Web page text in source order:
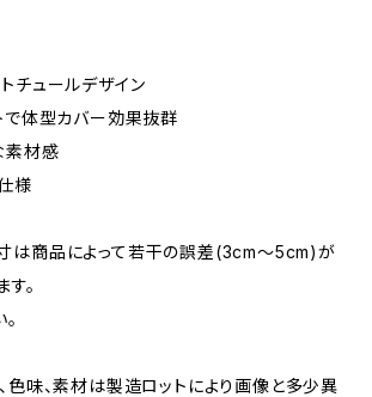
チュールデザイン
で体型カバー効果抜群
素材感
様
は商品によって若干の誤差(3cm〜5cm)が
。
色味、素材は製造ロットにより画像と多少異